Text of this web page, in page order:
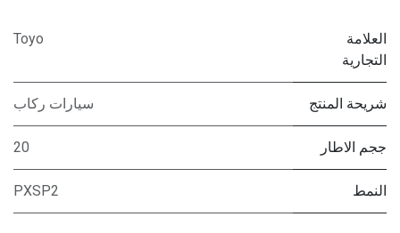
العلامة
التجارية
Toyo
شريحة المنتج سيارات ركاب
ججم الاطار 20
النمط PXSP2